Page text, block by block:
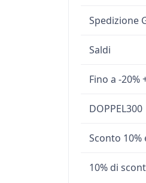
Spedizione
Saldi
Fino a -
DOPPEL300
Sconto
10% di